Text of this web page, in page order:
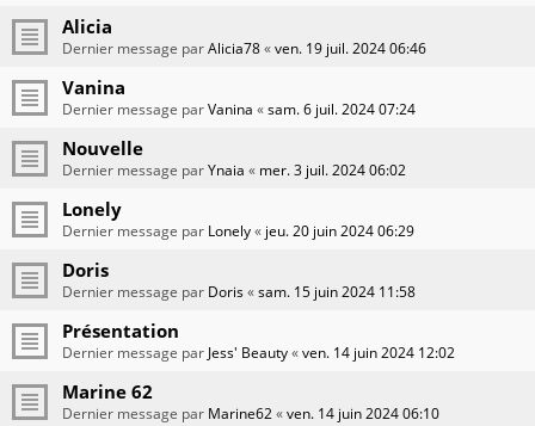
Alicia
Dernier message parAlicia78«ven. 19 juil. 2024 06:46
Vanina
Dernier message parVanina «sam. 6 juil. 2024 07:24
Nouvelle
Dernier message parYnaia « mer. 3 juil. 2024 06:02
Lonely
Dernier message par Lonely« jeu. 20 juin 2024 06:29
Doris
Dernier message par Doris«sam. 15 juin 2024 11:58
Présentation
Dernier message par Jess' Beauty«ven. 14 juin 2024 12:02
Marine 62
Dernier message par Marine62«ven. 14 juin 2024 06:10